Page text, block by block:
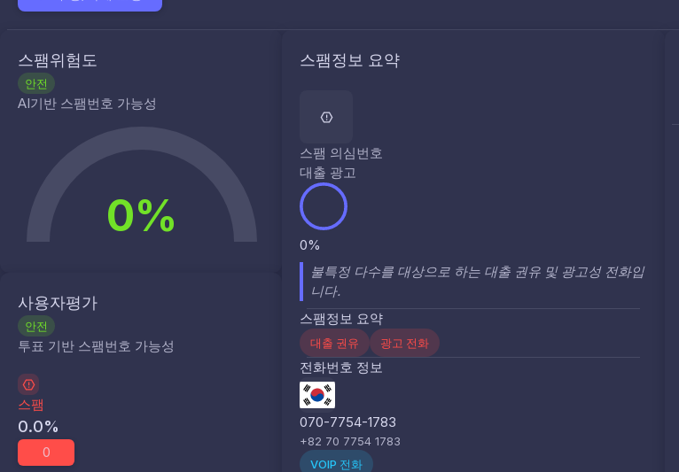
스팸위험도
안전
AI기반 스팸번호 가능성
0%
사용자평가
안전
투표 기반 스팸번호 가능성
스팸
0.0%
0
스팸정보 요약
스팸 의심번호
대출 광고
0%
불특정 다수를 대상으로 하는 대출 권유 및 광고성 전화입
니다.
스팸정보 요약
대출 권유 광고 전화
전화번호 정보
070-7754-1783
+82 70 7754 1783
VOIP 전화